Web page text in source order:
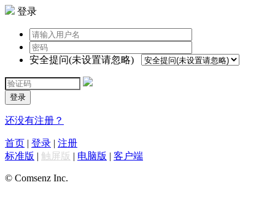
登录
安全提问(未设置请忽略)
登录
还没有注册？
首页 | 登录 | 注册
标准版 | 触屏版 | 电脑版 | 客户端
© Comsenz Inc.